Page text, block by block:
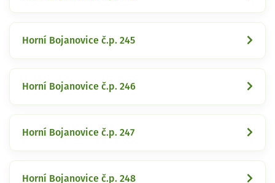
Horní Bojanovice č.p. 245
Horní Bojanovice č.p. 246
Horní Bojanovice č.p. 247
Horní Bojanovice č.p. 248